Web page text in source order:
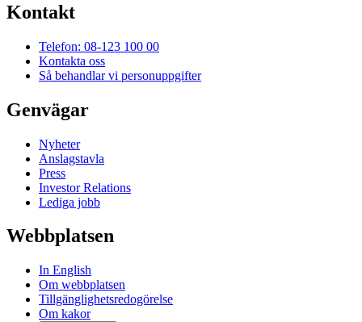
Kontakt
Telefon: 08-123 100 00
Kontakta oss
Så behandlar vi personuppgifter
Genvägar
Nyheter
Anslagstavla
Press
Investor Relations
Lediga jobb
Webbplatsen
In English
Om webbplatsen
Tillgänglighetsredogörelse
Om kakor